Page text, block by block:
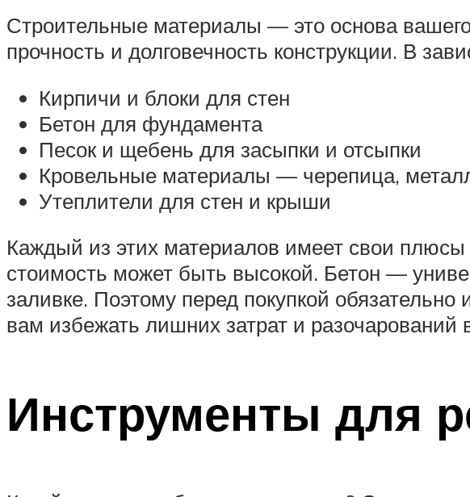
Строительные материалы — это основа
прочность и долговечность конструкции. В
Кирпичи и блоки для стен
Бетон для фундамента
Песок и щебень для засыпки и отсыпки
Кровельные материалы — черепица,
Утеплители для стен и крыши
Каждый из этих материалов имеет свои
стоимость может быть высокой. Бетон —
заливке. Поэтому перед покупкой
вам избежать лишних затрат и разочарований
Инструменты для